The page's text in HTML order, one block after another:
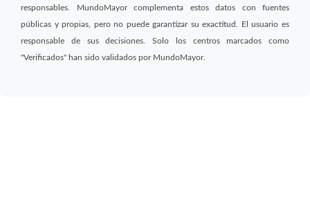
responsables. MundoMayor complementa estos datos con fuentes
públicas y propias, pero no puede garantizar su exactitud. El usuario es
responsable de sus decisiones. Solo los centros marcados como
"Verificados" han sido validados por MundoMayor.